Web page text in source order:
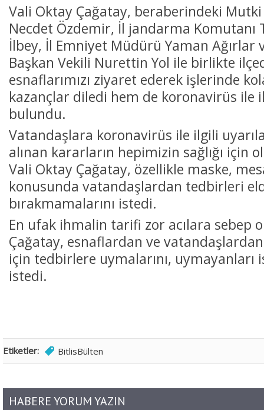
Vali Oktay Çağatay, beraberindeki Mutki
Necdet Özdemir, İl jandarma Komutanı
İlbey, İl Emniyet Müdürü Yaman Ağırlar
Başkan Vekili Nurettin Yol ile birlikte
esnaflarımızı ziyaret ederek işlerinde
kazançlar diledi hem de koronavirüs ile
bulundu.
Vatandaşlara koronavirüs ile ilgili
alınan kararların hepimizin sağlığı için
Vali Oktay Çağatay, özellikle maske,
konusunda vatandaşlardan tedbirleri
bırakmamalarını istedi.
En ufak ihmalin tarifi zor acılara sebep
Çağatay, esnaflardan ve vatandaşlardan
için tedbirlere uymalarını, uymayanları
istedi.
Etiketler: BitlisBülten
HABERE YORUM YAZIN